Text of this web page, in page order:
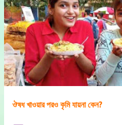
পো
স্ট
গু
লি
ঔষধ খাওয়ার পরও কৃমি যায়না কেন?